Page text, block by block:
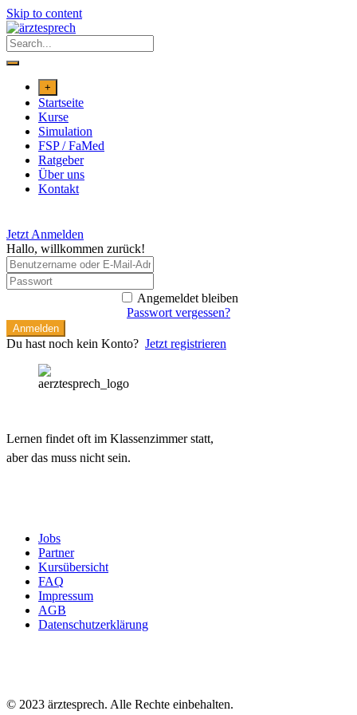
Skip to content
+
Startseite
Kurse
Simulation
FSP / FaMed
Ratgeber
Über uns
Kontakt
Jetzt Anmelden
Hallo, willkommen zurück!
Angemeldet bleiben
Passwort vergessen?
Anmelden
Du hast noch kein Konto? Jetzt registrieren
Lernen findet oft im Klassenzimmer statt,
aber das muss nicht sein.
Jobs
Partner
Kursübersicht
FAQ
Impressum
AGB
Datenschutzerklärung
© 2023 ärztesprech. Alle Rechte einbehalten.